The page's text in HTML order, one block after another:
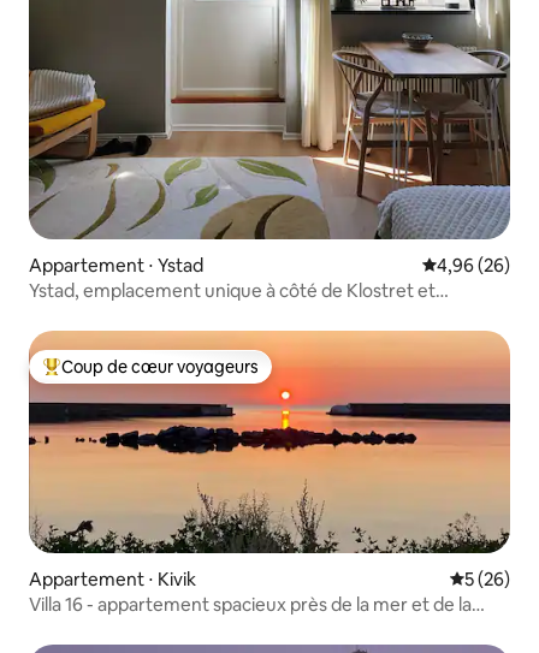
Appartement ⋅ Ystad Évaluation
4,96 (26)
Ystad, emplacement unique à côté de Klostret et
Coups de cœur voyageurs les plus appréciés
Coup de cœur voyageurs
Appartement ⋅ Kivik
5 (26)
Villa 16 - appartement spacieux près de la mer et de la